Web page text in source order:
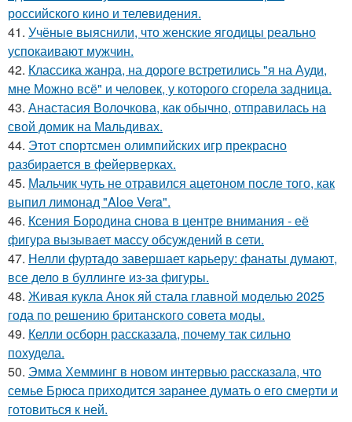
российского кино и телевидения.
41. Учёные выяснили, что женские ягодицы реально
успокаивают мужчин.
42. Классика жанра, на дороге встретились "я на Ауди,
мне Можно всё" и человек, у которого сгорела задница.
43. Анастасия Волочкова, как обычно, отправилась на
свой домик на Мальдивах.
44. Этот спортсмен олимпийских игр прекрасно
разбирается в фейерверках.
45. Мальчик чуть не отравился ацетоном после того, как
выпил лимонад "Aloe Vera".
46. Ксения Бородина снова в центре внимания - её
фигура вызывает массу обсуждений в сети.
47. Нелли фуртадо завершает карьеру: фанаты думают,
все дело в буллинге из-за фигуры.
48. Живая кукла Анок яй стала главной моделью 2025
года по решению британского совета моды.
49. Келли осборн рассказала, почему так сильно
похудела.
50. Эмма Хемминг в новом интервью рассказала, что
семье Брюса приходится заранее думать о его смерти и
готовиться к ней.